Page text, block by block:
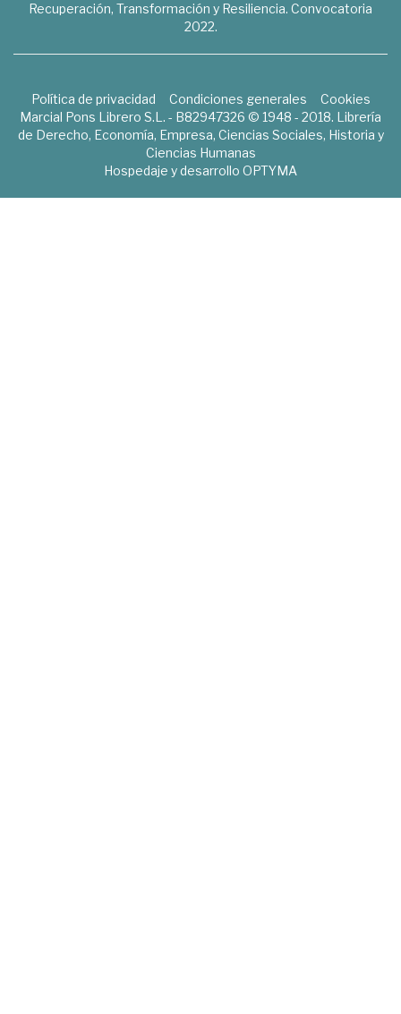
Recuperación, Transformación y Resiliencia. Convocatoria
2022.
Política de privacidad Condiciones generales
Cookies
Marcial Pons Librero S.L. - B82947326 © 1948 - 2018. Librería
de Derecho, Economía, Empresa, Ciencias Sociales, Historia y
Ciencias Humanas
Hospedaje y desarrollo OPTYMA